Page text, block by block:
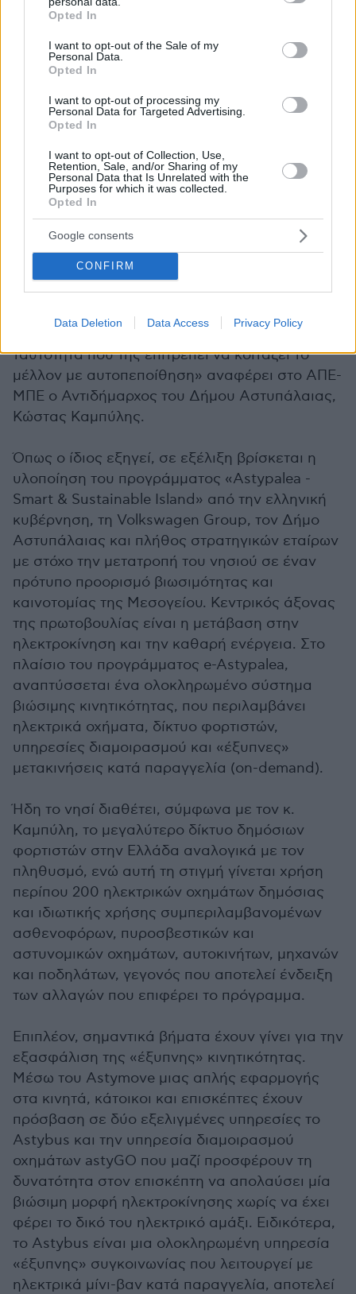
grant or deny consent to Google and its third-party tags to
use your data for below specified purposes in below Google
consent section.
Opted In
I want to opt-out of the Sale of my
Personal Data.
Opted In
I want to opt-out of processing my
Personal Data for Targeted Advertising.
Opted In
I want to opt-out of Collection, Use,
Retention, Sale, and/or Sharing of my
Personal Data that Is Unrelated with the
Purposes for which it was collected.
Opted In
Google consents
CONFIRM
Data Deletion Data Access Privacy Policy
περιόδου» υπογραμμίζει ο Δήμαρχος Λειψών,
Φώτης Μάγγος.
Αστυπάλαια: Η πράσινη μετάβαση ως εργαλείο
τουριστικής εξέλιξης
«Η Αστυπάλαια εισέρχεται στην εφετινή
τουριστική περίοδο με ρεαλισμό, υπευθυνότητα
και αισιοδοξία. Είναι αλήθεια ότι η διεθνής
συγκυρία δημιουργεί προκλήσεις για όλους
τους νησιωτικούς προορισμούς. Η αυξημένη
επιβάρυνση των ταξιδιωτικών προϋπολογισμών,
οι οικονομικές αβεβαιότητες σε σημαντικές
αγορές και οι γεωπολιτικές εξελίξεις
επηρεάζουν συνολικά τη ζήτηση και απαιτούν
προσεκτικό σχεδιασμό. Ωστόσο, η Αστυπάλαια
έχει καταφέρει να διαμορφώσει μια ξεχωριστή
ταυτότητα που της επιτρέπει να κοιτάζει το
μέλλον με αυτοπεποίθηση» αναφέρει στο ΑΠΕ-
ΜΠΕ ο Αντιδήμαρχος του Δήμου Αστυπάλαιας,
Κώστας Καμπύλης.
Όπως ο ίδιος εξηγεί, σε εξέλιξη βρίσκεται η
υλοποίηση του προγράμματος «Astypalea -
Smart & Sustainable Island» από την ελληνική
κυβέρνηση, τη Volkswagen Group, τον Δήμο
Αστυπάλαιας και πλήθος στρατηγικών εταίρων
με στόχο την μετατροπή του νησιού σε έναν
πρότυπο προορισμό βιωσιμότητας και
καινοτομίας της Μεσογείου. Κεντρικός άξονας
της πρωτοβουλίας είναι η μετάβαση στην
ηλεκτροκίνηση και την καθαρή ενέργεια. Στο
πλαίσιο του προγράμματος e-Astypalea,
αναπτύσσεται ένα ολοκληρωμένο σύστημα
βιώσιμης κινητικότητας, που περιλαμβάνει
ηλεκτρικά οχήματα, δίκτυο φορτιστών,
υπηρεσίες διαμοιρασμού και «έξυπνες»
μετακινήσεις κατά παραγγελία (on-demand).
Ήδη το νησί διαθέτει, σύμφωνα με τον κ.
Καμπύλη, το μεγαλύτερο δίκτυο δημόσιων
φορτιστών στην Ελλάδα αναλογικά με τον
πληθυσμό, ενώ αυτή τη στιγμή γίνεται χρήση
περίπου 200 ηλεκτρικών οχημάτων δημόσιας
και ιδιωτικής χρήσης συμπεριλαμβανομένων
ασθενοφόρων, πυροσβεστικών και
αστυνομικών οχημάτων, αυτοκινήτων, μηχανών
και ποδηλάτων, γεγονός που αποτελεί ένδειξη
των αλλαγών που επιφέρει το πρόγραμμα.
Επιπλέον, σημαντικά βήματα έχουν γίνει για την
εξασφάλιση της «έξυπνης» κινητικότητας.
Μέσω του Astymove μιας απλής εφαρμογής
στα κινητά, κάτοικοι και επισκέπτες έχουν
πρόσβαση σε δύο εξελιγμένες υπηρεσίες το
Astybus και την υπηρεσία διαμοιρασμού
οχημάτων astyGO που μαζί προσφέρουν τη
δυνατότητα στον επισκέπτη να απολαύσει μία
βιώσιμη μορφή ηλεκτροκίνησης χωρίς να έχει
φέρει το δικό του ηλεκτρικό αμάξι. Ειδικότερα,
το Astybus είναι μια ολοκληρωμένη υπηρεσία
«έξυπνης» συγκοινωνίας που λειτουργεί με
ηλεκτρικά μίνι-βαν κατά παραγγελία, αποτελεί